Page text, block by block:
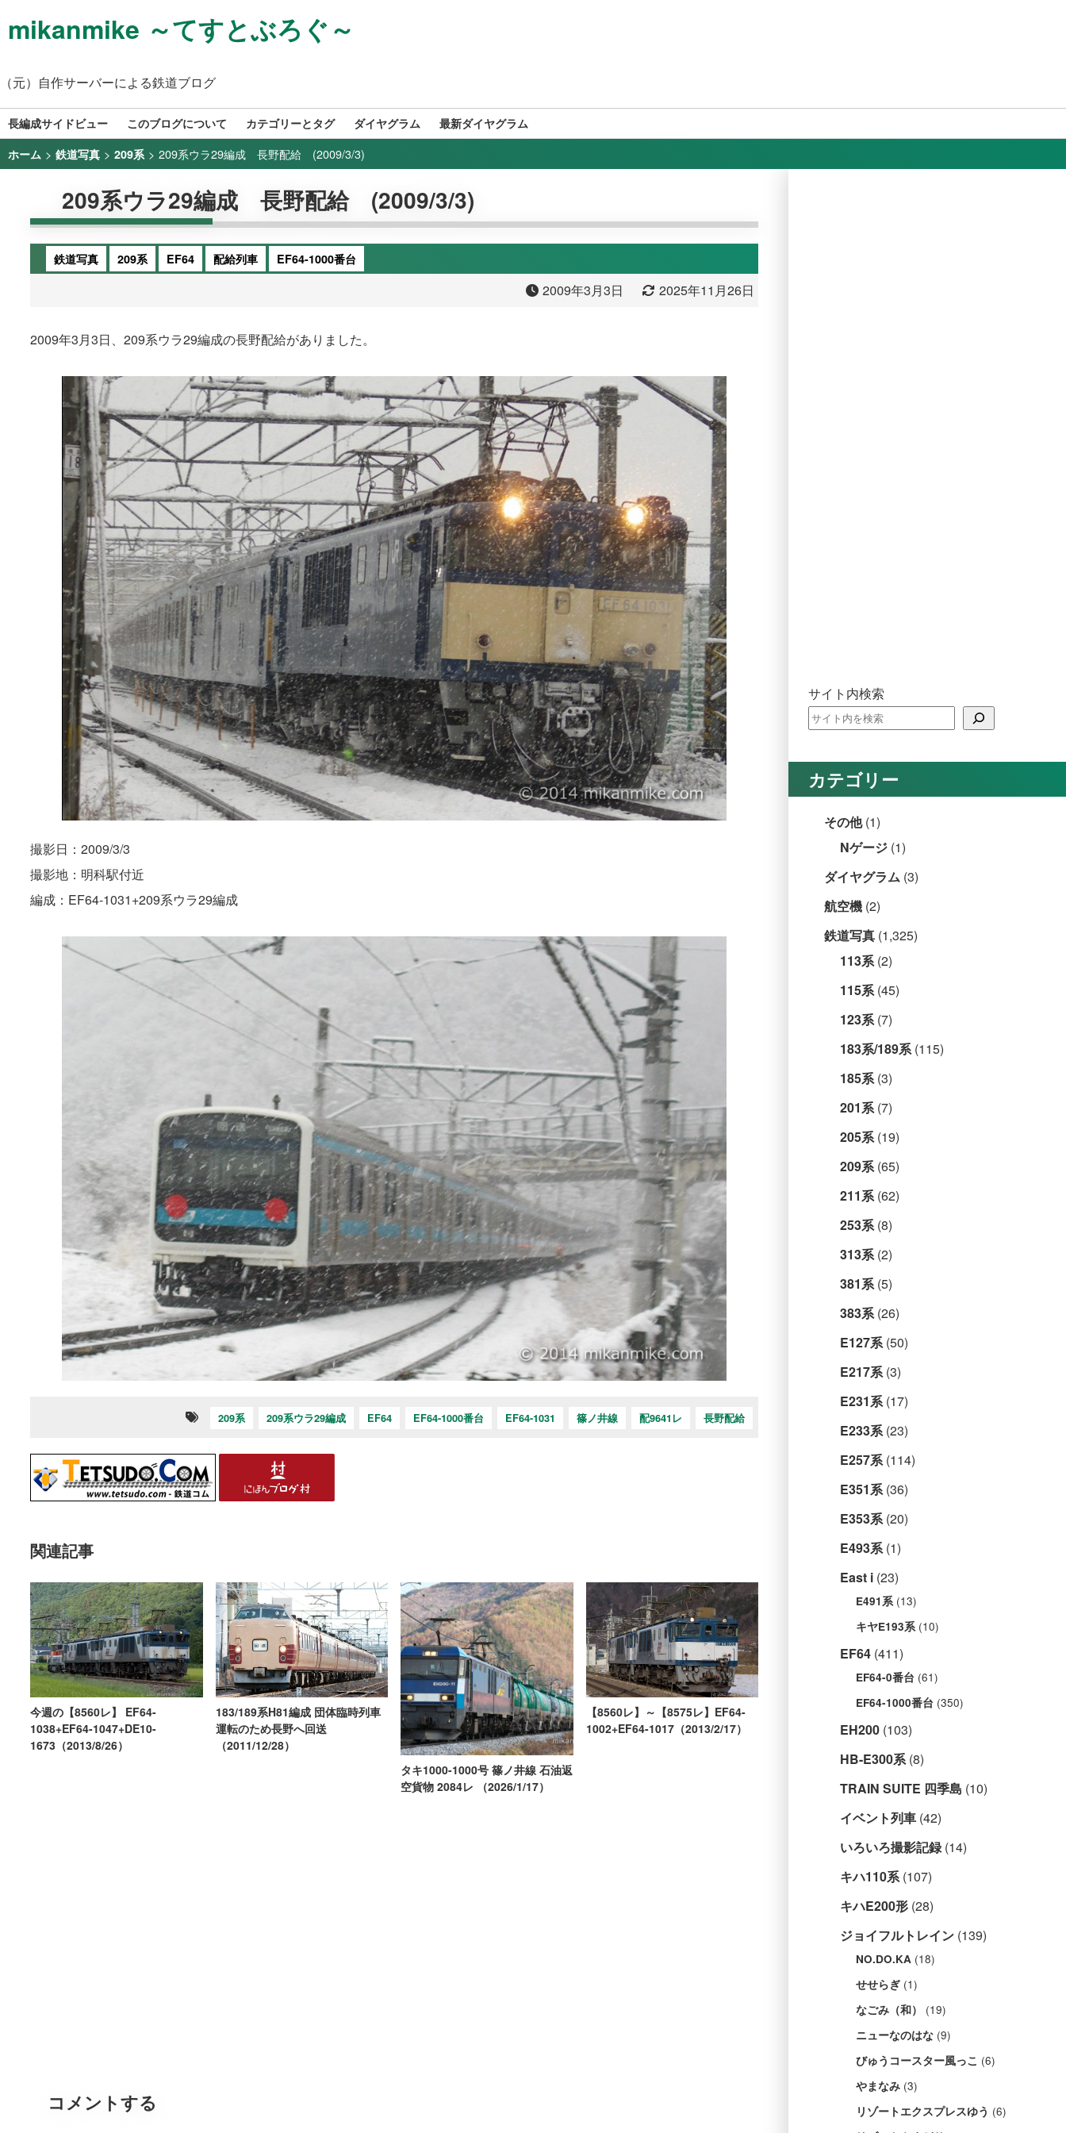
mikanmike ～てすとぶろぐ～
（元）自作サーバーによる鉄道ブログ
長編成サイドビュー このブログについて カテゴリーとタグ ダイヤグラム 最新ダイヤグラム
ホーム > 鉄道写真 > 209系 > 209系ウラ29編成 長野配給 (2009/3/3)
209系ウラ29編成 長野配給 (2009/3/3)
鉄道写真 209系 EF64 配給列車 EF64-1000番台
2009年3月3日 2025年11月26日
2009年3月3日、209系ウラ29編成の長野配給がありました。
撮影日：2009/3/3
撮影地：明科駅付近
編成：EF64-1031+209系ウラ29編成
209系 209系ウラ29編成 EF64 EF64-1000番台 EF64-1031 篠ノ井線 配9641レ 長野配給
関連記事
今週の【8560レ】 EF64-
1038+EF64-1047+DE10-
1673（2013/8/26）
183/189系H81編成 団体臨時列車
運転のため長野へ回送
（2011/12/28）
タキ1000-1000号 篠ノ井線 石油返
空貨物 2084レ （2026/1/17）
【8560レ】～【8575レ】EF64-
1002+EF64-1017（2013/2/17）
コメントする
サイト内検索
カテゴリー
その他(1)
Nゲージ (1)
ダイヤグラム (3)
航空機 (2)
鉄道写真 (1,325)
113系(2)
115系(45)
123系(7)
183系/189系(115)
185系(3)
201系(7)
205系(19)
209系(65)
211系(62)
253系(8)
313系(2)
381系(5)
383系(26)
E127系(50)
E217系(3)
E231系(17)
E233系(23)
E257系(114)
E351系(36)
E353系(20)
E493系(1)
East i (23)
E491系(13)
キヤE193系(10)
EF64 (411)
EF64-0番台 (61)
EF64-1000番台 (350)
EH200 (103)
HB-E300系(8)
TRAIN SUITE 四季島 (10)
イベント列車 (42)
いろいろ撮影記録(14)
キハ110系(107)
キハE200形 (28)
ジョイフルトレイン (139)
NO.DO.KA (18)
せせらぎ (1)
なごみ（和） (19)
ニューなのはな (9)
びゅうコースター風っこ (6)
やまなみ (3)
リゾートエクスプレスゆう (6)